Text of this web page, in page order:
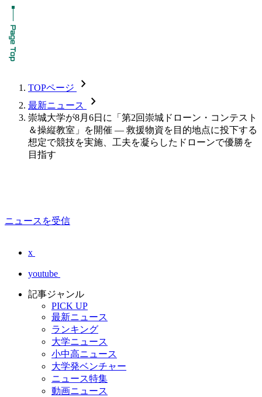
TOPページ chevron_forward
最新ニュース chevron_forward
崇城大学が8月6日に「第2回崇城ドローン・コンテスト
＆操縦教室」を開催 — 救援物資を目的地点に投下する
想定で競技を実施、工夫を凝らしたドローンで優勝を
目指す
ニュースを受信
x
youtube
記事ジャンル
PICK UP
最新ニュース
ランキング
大学ニュース
小中高ニュース
大学発ベンチャー
ニュース特集
動画ニュース